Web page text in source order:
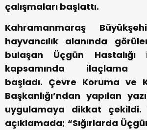
çalışmaları başlattı.
Kahramanmaraş
hayvancılık alanında
bulaşan Üçgün Hastalığı
kapsamında ilaçlama
başladı. Çevre Koruma ve
Başkanlığı’ndan yapılan
uygulamaya dikkat çekildi.
açıklamada; “Sığırlarda